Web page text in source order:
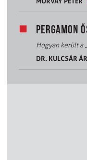
PERGAMON
Hogyan került a
DR. KULCSÁR